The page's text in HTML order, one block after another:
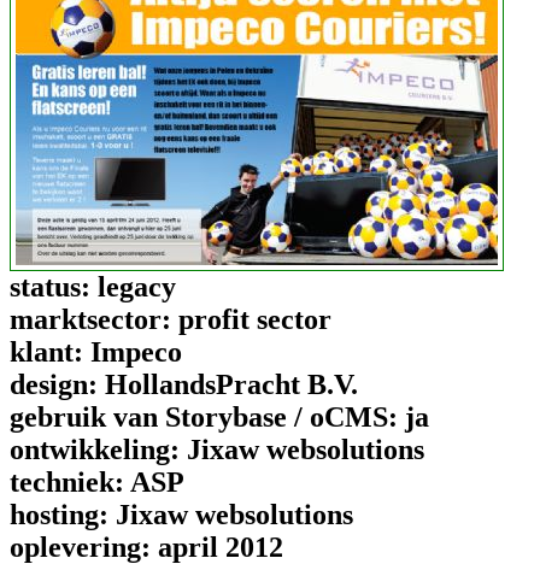
status: legacy
marktsector: profit sector
klant: Impeco
design: HollandsPracht B.V.
gebruik van Storybase / oCMS: ja
ontwikkeling: Jixaw websolutions
techniek: ASP
hosting: Jixaw websolutions
oplevering: april 2012